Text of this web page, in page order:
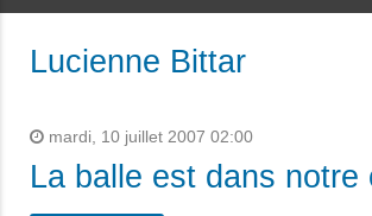
Lucienne Bittar
mardi, 10 juillet 2007 02:00
La balle est dans notre